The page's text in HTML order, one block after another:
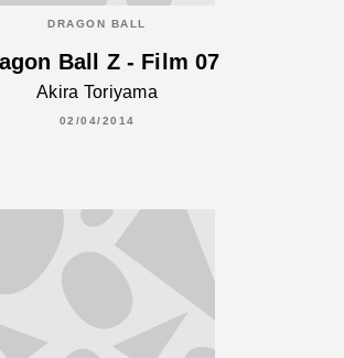
DRAGON BALL
Ball Z - Film 07
Akira Toriyama
02/04/2014